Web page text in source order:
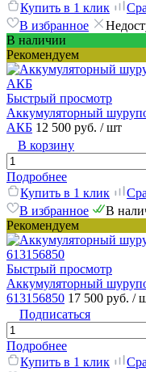
Купить в 1 клик
В избранное
В наличии
Рекомендуем
Быстрый просмотр
Аккумуляторный
АКБ 12 500 руб. / шт
В корзину
Подробнее
Купить в 1 клик
В избранное
В
Рекомендуем
Быстрый просмотр
Аккумуляторный
613156850 17 500 руб. /
Подписаться
Подробнее
Купить в 1 клик